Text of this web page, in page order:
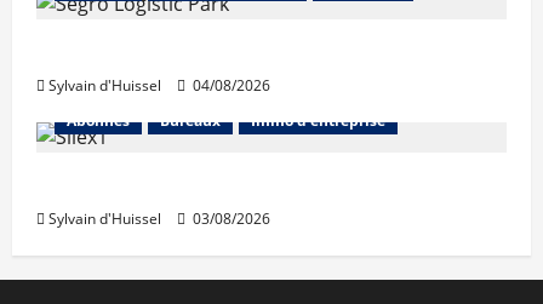
Sylvain d'Huissel
04/08/2026
Abonnés
Bureaux Immo d'entreprise
Sylvain d'Huissel 03/08/2026